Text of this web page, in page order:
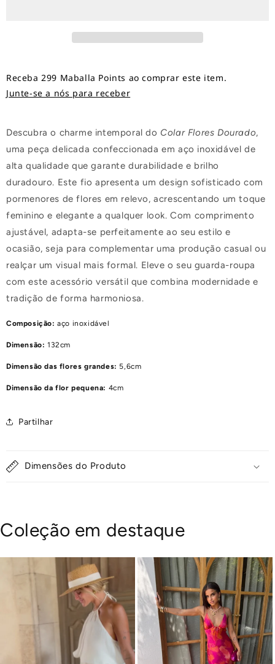
Receba 299 Maballa Points ao comprar este item.
Junte-se a nós para receber
Descubra o charme intemporal do Colar Flores Dourado,
uma peça delicada confeccionada em aço inoxidável de
alta qualidade que garante durabilidade e brilho
duradouro. Este fio apresenta um design sofisticado com
pormenores de flores em relevo, acrescentando um toque
feminino e elegante a qualquer look. Com comprimento
ajustável, adapta-se perfeitamente ao seu estilo e
ocasião, seja para complementar uma produção casual ou
realçar um visual mais formal. Eleve o seu guarda-roupa
com este acessório versátil que combina modernidade e
tradição de forma harmoniosa.
Composição: aço inoxidável
Dimensão: 132cm
Dimensão das flores grandes: 5,6cm
Dimensão da flor pequena: 4cm
Partilhar
Dimensões do Produto
Coleção em destaque